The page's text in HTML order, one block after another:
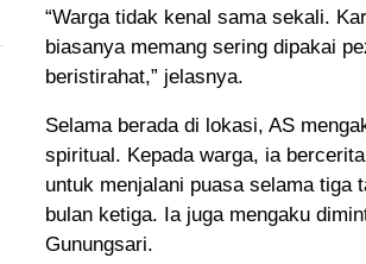
“Warga tidak kenal sama sekali.
biasanya memang sering dipakai
beristirahat,” jelasnya.
Selama berada di lokasi, AS
spiritual. Kepada warga, ia
untuk menjalani puasa selama tiga
bulan ketiga. Ia juga mengaku
Gunungsari.